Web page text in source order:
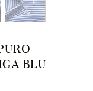
BLU